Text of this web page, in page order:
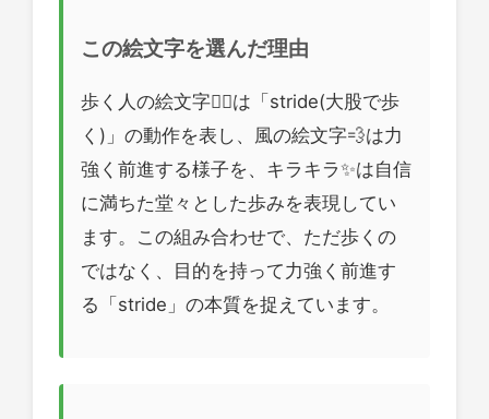
この絵文字を選んだ理由
歩く人の絵文字🚶‍♂️は「stride(大股で歩
く)」の動作を表し、風の絵文字💨は力
強く前進する様子を、キラキラ✨は自信
に満ちた堂々とした歩みを表現してい
ます。この組み合わせで、ただ歩くの
ではなく、目的を持って力強く前進す
る「stride」の本質を捉えています。